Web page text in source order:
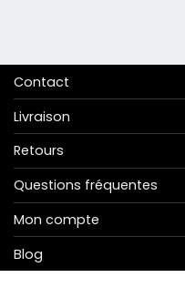
Contact
Livraison
Retours
Questions fréquentes
Mon compte
Blog